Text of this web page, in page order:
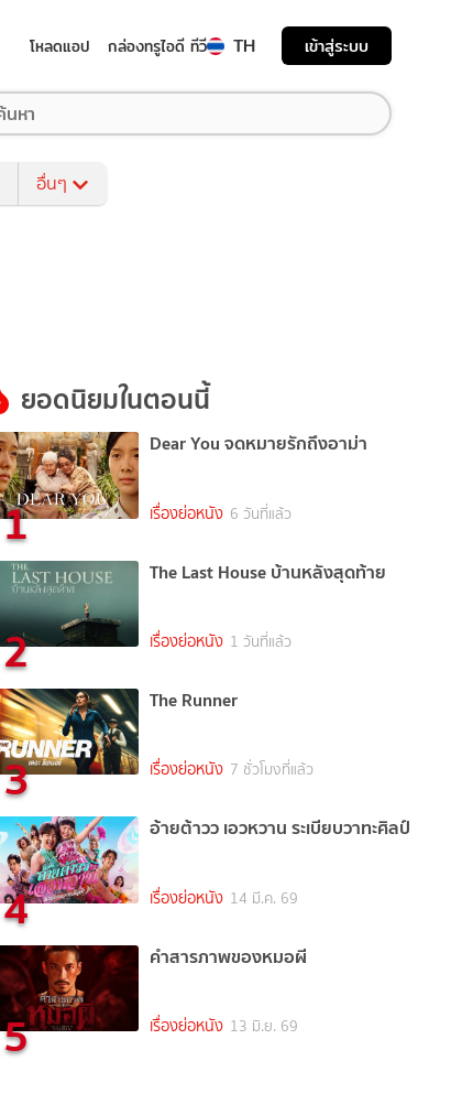
โหลดแอป กล่องทรูไอดี ทีวี TH เข้าสู่ระบบ
อื่นๆ
ยอดนิยมในตอนนี้
1
Dear You จดหมายรักถึงอาม่า
เรื่องย่อหนัง 6 วันที่แล้ว
2
The Last House บ้านหลังสุดท้าย
เรื่องย่อหนัง 1 วันที่แล้ว
3
The Runner
เรื่องย่อหนัง 7 ชั่วโมงที่แล้ว
4
อ้ายต้าวว เอวหวาน ระเบียบวาทะศิลป์
เรื่องย่อหนัง 14 มี.ค. 69
5
คำสารภาพของหมอผี
เรื่องย่อหนัง 13 มิ.ย. 69